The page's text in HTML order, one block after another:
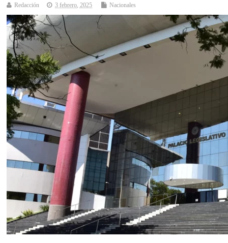
Redacción 3 febrero, 2025 Nacionales